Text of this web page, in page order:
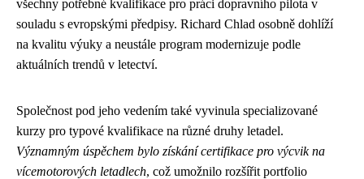
všechny potřebné kvalifikace pro práci dopravního pilota v
souladu s evropskými předpisy. Richard Chlad osobně dohlíží
na kvalitu výuky a neustále program modernizuje podle
aktuálních trendů v letectví.
Společnost pod jeho vedením také vyvinula specializované
kurzy pro typové kvalifikace na různé druhy letadel.
Významným úspěchem bylo získání certifikace pro výcvik na
vícemotorových letadlech, což umožnilo rozšířit portfolio